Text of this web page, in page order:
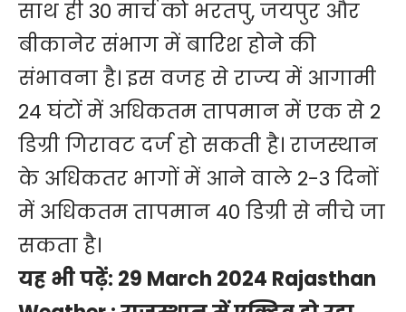
साथ ही 30 मार्च को भरतपु, जयपुर और
बीकानेर संभाग में बारिश होने की
संभावना है। इस वजह से राज्य में आगामी
24 घंटों में अधिकतम तापमान में एक से 2
डिग्री गिरावट दर्ज हो सकती है। राजस्थान
के अधिकतर भागों में आने वाले 2-3 दिनों
में अधिकतम तापमान 40 डिग्री से नीचे जा
सकता है।
यह भी पढ़ें: 29 March 2024 Rajasthan